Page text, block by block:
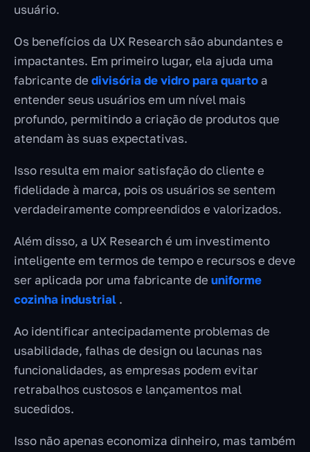
usuário.
Os benefícios da UX Research são abundantes e
impactantes. Em primeiro lugar, ela ajuda uma
fabricante de divisória de vidro para quarto a
entender seus usuários em um nível mais
profundo, permitindo a criação de produtos que
atendam às suas expectativas.
Isso resulta em maior satisfação do cliente e
fidelidade à marca, pois os usuários se sentem
verdadeiramente compreendidos e valorizados.
Além disso, a UX Research é um investimento
inteligente em termos de tempo e recursos e deve
ser aplicada por uma fabricante de uniforme
cozinha industrial .
Ao identificar antecipadamente problemas de
usabilidade, falhas de design ou lacunas nas
funcionalidades, as empresas podem evitar
retrabalhos custosos e lançamentos mal
sucedidos.
Isso não apenas economiza dinheiro, mas também